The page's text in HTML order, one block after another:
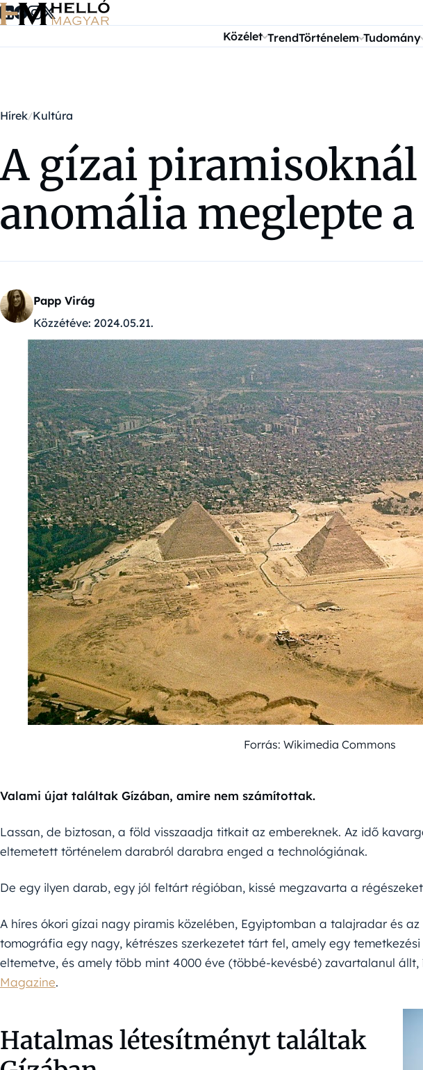
Ugrás a tartalomra
Közélet TrendTörténelem Tudomány
Hírek Kultúra
A gízai
anomália meglepte
Papp Virág
Közzétéve: 2024.05.21.
Forrás: Wikimedia Commons
Valami újat találtak Gízában, amire nem számítottak.
Lassan, de biztosan, a föld visszaadja titkait az embereknek. Az idő
eltemetett történelem darabról darabra enged a technológiának.
De egy ilyen darab, egy jól feltárt régióban, kissé megzavarta a
A híres ókori gízai nagy piramis közelében, Egyiptomban a talajradar és
tomográfia egy nagy, kétrészes szerkezetet tárt fel, amely egy
eltemetve, és amely több mint 4000 éve (többé-kevésbé) zavartalanul állt,
Magazine.
Hatalmas létesítményt találtak